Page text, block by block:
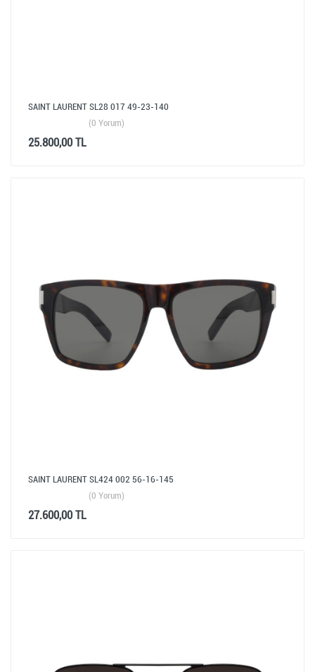
SAINT LAURENT SL28 017 49-23-140
(0 Yorum)
25.800,00 TL
SAINT LAURENT SL424 002 56-16-145
(0 Yorum)
27.600,00 TL